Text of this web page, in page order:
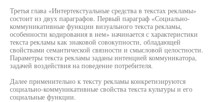
Третья глава «Интертекстуальные средства в текстах рекламы»
состоит из двух параграфов. Первый параграф «Социально-
коммуникативные функции визуального текста рекламы,
особенности кодирования в нем» начинается с характеристики
текста рекламы как знаковой совокупности, обладающей
свойствами семантической связности и смысловой целостности.
Параметры текста рекламы заданы интенцией коммуникатора,
задачей воздействия на поведение потребителя.
Далее применительно к тексту рекламы конкретизируются
социально-коммуникативные свойства текста культуры и его
социальные функции.